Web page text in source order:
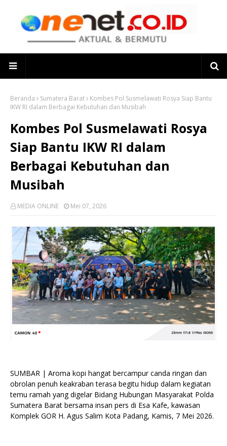
Beranda Sumatera Barat
Kombes Pol Susmelawati Rosya Siap Bantu
IKW RI dalam Berbagai Kebutuhan dan Musibah
Kombes Pol Susmelawati Rosya
Siap Bantu IKW RI dalam
Berbagai Kebutuhan dan
Musibah
MEDIA ONLINE Mei 07, 2026
SUMBAR | Aroma kopi hangat bercampur canda ringan dan
obrolan penuh keakraban terasa begitu hidup dalam kegiatan
temu ramah yang digelar Bidang Hubungan Masyarakat Polda
Sumatera Barat bersama insan pers di Esa Kafe, kawasan
Komplek GOR H. Agus Salim Kota Padang, Kamis, 7 Mei 2026.